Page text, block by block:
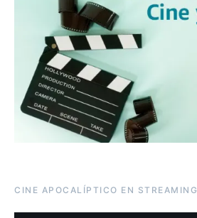
CINE APOCALÍPTICO EN STREAMING